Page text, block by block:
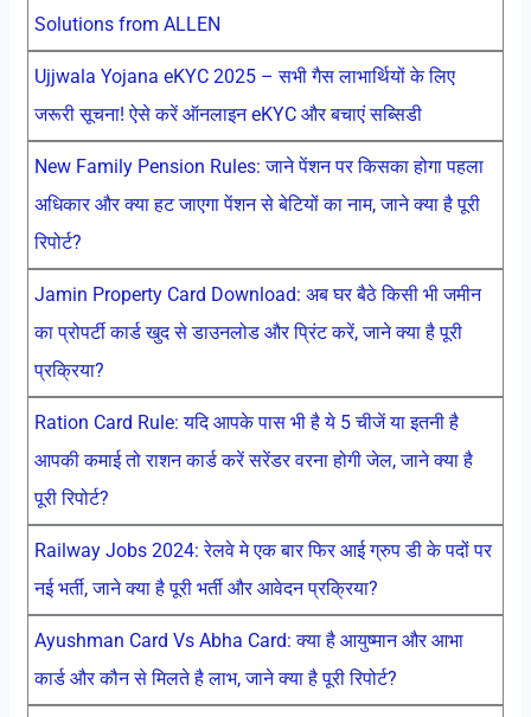
Solutions from ALLEN
Ujjwala Yojana eKYC 2025 – सभी गैस लाभार्थियों के लिए
जरूरी सूचना! ऐसे करें ऑनलाइन eKYC और बचाएं सब्सिडी
New Family Pension Rules: जाने पेंशन पर किसका होगा पहला
अधिकार और क्या हट जाएगा पेंशन से बेटियों का नाम, जाने क्या है पूरी
रिपोर्ट?
Jamin Property Card Download: अब घर बैठे किसी भी जमीन
का प्रोपर्टी कार्ड खुद से डाउनलोड और प्रिंट करें, जाने क्या है पूरी
प्रक्रिया?
Ration Card Rule: यदि आपके पास भी है ये 5 चीजें या इतनी है
आपकी कमाई तो राशन कार्ड करें सरेंडर वरना होगी जेल, जाने क्या है
पूरी रिपोर्ट?
Railway Jobs 2024: रेलवे मे एक बार फिर आई ग्रुप डी के पदों पर
नई भर्ती, जाने क्या है पूरी भर्ती और आवेदन प्रक्रिया?
Ayushman Card Vs Abha Card: क्या है आयुष्मान और आभा
कार्ड और कौन से मिलते है लाभ, जाने क्या है पूरी रिपोर्ट?